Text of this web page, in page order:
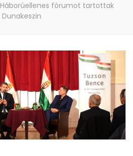
Háborúellenes fórumot tartottak
Dunakeszin